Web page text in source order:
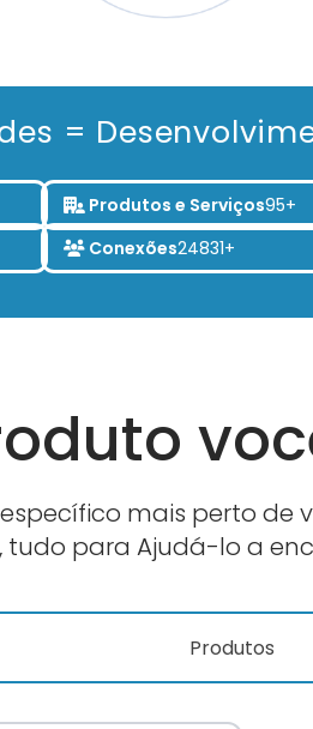
=
Produtos e Serviços95+
Conexões24831+
mais perto de
para Ajudá-lo a